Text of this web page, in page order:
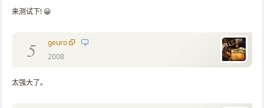
来测试下! 😀
5
geuro
2008
太强大了。